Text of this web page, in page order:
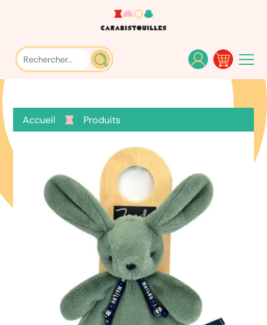
Accueil Produits